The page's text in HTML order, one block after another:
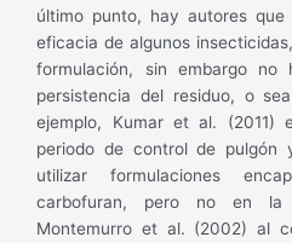
último punto, hay autores
eficacia de algunos
formulación, sin embargo no
persistencia del residuo, o
ejemplo, Kumar et al. (2011)
periodo de control de pulgón
utilizar formulaciones
carbofuran, pero no en la
Montemurro et al. (2002) al